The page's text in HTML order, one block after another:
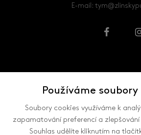
E-mail:
Používáme soubory
Soubory cookies využíváme k
zapamatování preferencí a
Souhlas udělíte kliknutím na